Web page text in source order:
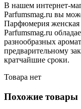
В нашем интернет-
Parfumsmag.ru вы
Парфюмерия женская
Parfumsmag.ru
разнообразных
предварительному
кратчайшие сроки.
Товара нет
Похожие товары